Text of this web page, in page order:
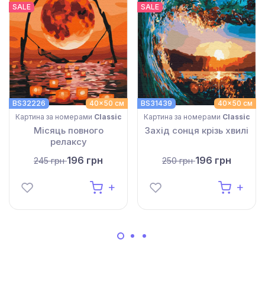
SALE
40x50 см
BS32226
Картина за номерами Classic
Місяць повного
релаксу
245 грн196 грн
SALE
40x50 см
BS31439
Картина за номерами Classic
Захід сонця крізь хвилі
250 грн196 грн